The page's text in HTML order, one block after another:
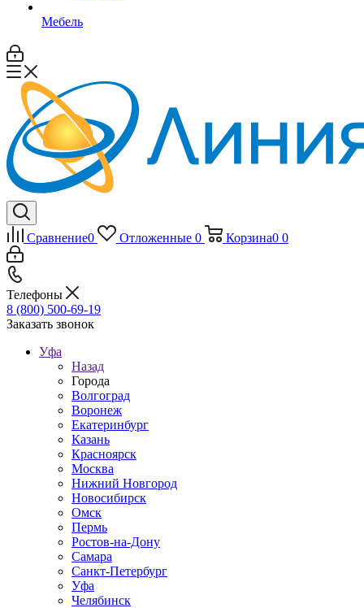
Мебель
Сравнение0 Отложенные 0 Корзина0 0
Телефоны
8 (800) 500-69-19
Заказать звонок
Уфа
Назад
Города
Волгоград
Воронеж
Екатеринбург
Казань
Красноярск
Москва
Нижний Новгород
Новосибирск
Омск
Пермь
Ростов-на-Дону
Самара
Санкт-Петербург
Уфа
Челябинск